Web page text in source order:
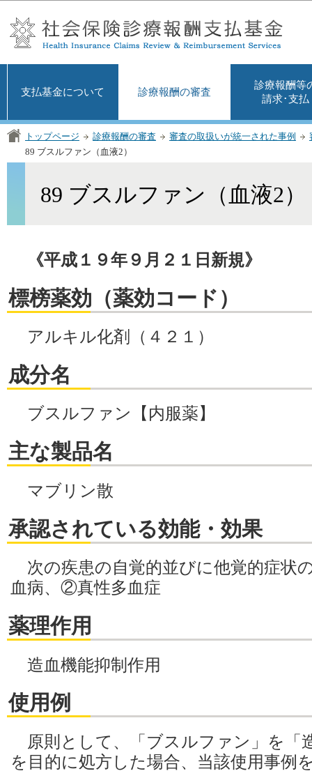
支払基金について 診療報酬の審査
診療報酬等
請求･支払
トップページ 診療報酬の審査 審査の取扱いが統一された事例
89 ブスルファン（血液2）
89 ブスルファン（血液2）
《平成１９年９月２１日新規》
標榜薬効（薬効コード）
アルキル化剤（４２１）
成分名
ブスルファン【内服薬】
主な製品名
マブリン散
承認されている効能・効果
次の疾患の自覚的並びに他覚的症状
血病、②真性多血症
薬理作用
造血機能抑制作用
使用例
原則として、「ブスルファン」を「
を目的に処方した場合、当該使用事例